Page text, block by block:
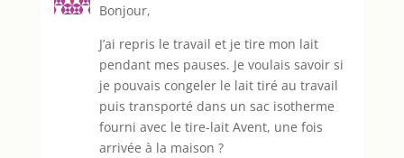
Bonjour,
J’ai repris le travail et je tire mon lait
pendant mes pauses. Je voulais savoir si
je pouvais congeler le lait tiré au travail
puis transporté dans un sac isotherme
fourni avec le tire-lait Avent, une fois
arrivée à la maison ?